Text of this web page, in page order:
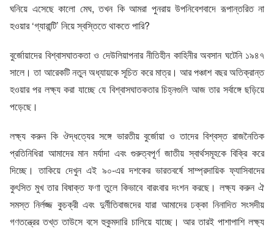
ঘনিয়ে এসেছে কালো মেঘ, তখন কি আমরা পুনরায় উপনিবেশবাদে রূপান্তরিত না
হওয়ার ‘গ্যারান্টি’ নিয়ে স্বস্তিতে থাকতে পারি?
বুর্জোয়াদের বিশ্বাসঘাতকতা ও দেউলিয়াপনার নীতিহীন কাহিনীর অবসান ঘটেনি ১৯৪৭
সালে। তা আরেকটি নতুন অধ্যায়কে সূচিত করে মাত্র। আর পঞ্চাশ বছর অতিক্রান্ত
হওয়ার পর লক্ষ্য করা যাচ্ছে যে বিশ্বাসঘাতকতার চিহ্নগুলি আজ তার সর্বাঙ্গে ছড়িয়ে
পড়েছে।
লক্ষ্য করুন কি ঔদ্ধত্যের সঙ্গে ভারতীয় বুর্জোয়া ও তাদের বিশ্বস্ত রাজনৈতিক
প্রতিনিধিরা আমাদের মান মর্যাদা এবং গুরুত্বপূর্ণ জাতীয় স্বার্থসমূহকে বিক্রি করে
দিচ্ছে। তাকিয়ে দেখুন এই ৯০-এর দশকের ভারতবর্ষে সাম্প্রদায়িক ফ্যাসিবাদের
কুৎসিত মুখ তার বিষাক্ত ফণা তুলে কিভাবে বারংবার দংশন করছে। লক্ষ্য করুন ঐ
সমস্ত নির্লজ্জ কুচক্রী এবং দুর্নীতিবাজদের যারা আমাদের ঢক্কা নিনাদিত সংসদীয়
গণতন্ত্রের তখ্ত তাউসে বসে হুকুমদারি চালিয়ে যাচ্ছে। আর তারই পাশাপাশি লক্ষ্য